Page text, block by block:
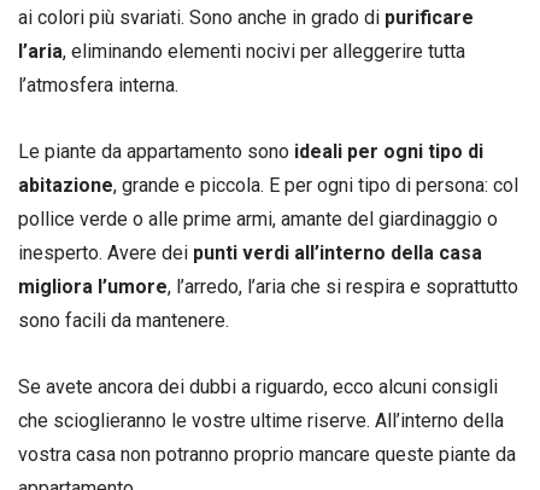
ai colori più svariati. Sono anche in grado di purificare
l’aria, eliminando elementi nocivi per alleggerire tutta
l’atmosfera interna.
Le piante da appartamento sono ideali per ogni tipo di
abitazione, grande e piccola. E per ogni tipo di persona: col
pollice verde o alle prime armi, amante del giardinaggio o
inesperto. Avere dei punti verdi all’interno della casa
migliora l’umore, l’arredo, l’aria che si respira e soprattutto
sono facili da mantenere.
Se avete ancora dei dubbi a riguardo, ecco alcuni consigli
che scioglieranno le vostre ultime riserve. All’interno della
vostra casa non potranno proprio mancare queste piante da